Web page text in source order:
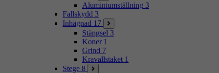
Aluminiumställning 3
Fallskydd 3
Inhägnad 17
Stängsel 3
Koner 1
Grind 7
Kravallstaket 1
Stege 8